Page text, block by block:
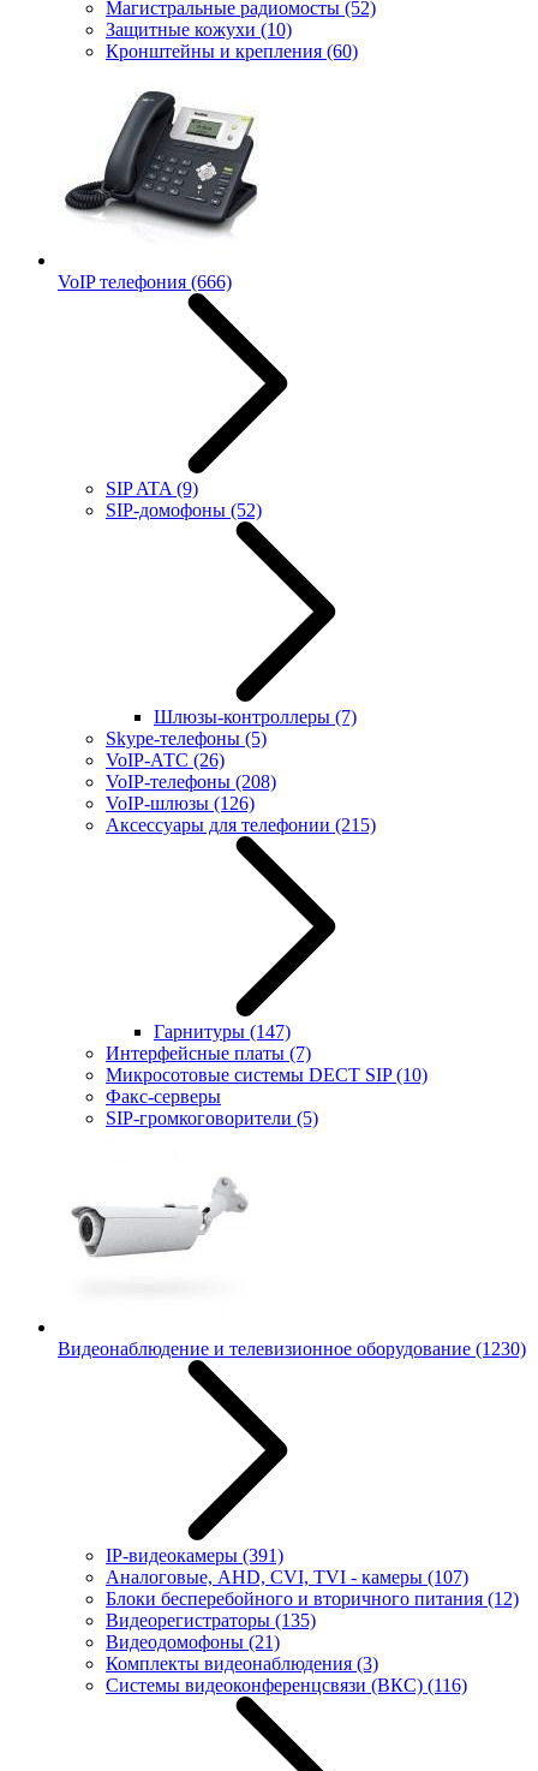
Магистральные радиомосты (52)
Защитные кожухи (10)
Кронштейны и крепления (60)
VoIP телефония (666)
SIP ATA (9)
SIP-домофоны (52)
Шлюзы-контроллеры (7)
Skype-телефоны (5)
VoIP-АТС (26)
VoIP-телефоны (208)
VoIP-шлюзы (126)
Аксессуары для телефонии (215)
Гарнитуры (147)
Интерфейсные платы (7)
Микросотовые системы DECT SIP(10)
Факс-серверы
SIP-громкоговорители (5)
Видеонаблюдение и телевизионное оборудование (1230)
IP-видеокамеры (391)
Аналоговые, AHD, CVI, TVI - камеры (107)
Блоки бесперебойного и вторичного питания (12)
Видеорегистраторы (135)
Видеодомофоны (21)
Комплекты видеонаблюдения (3)
Системы видеоконференцсвязи (ВКС) (116)